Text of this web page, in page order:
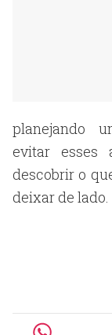
planejando
evitar esses
descobrir o
deixar de lado.